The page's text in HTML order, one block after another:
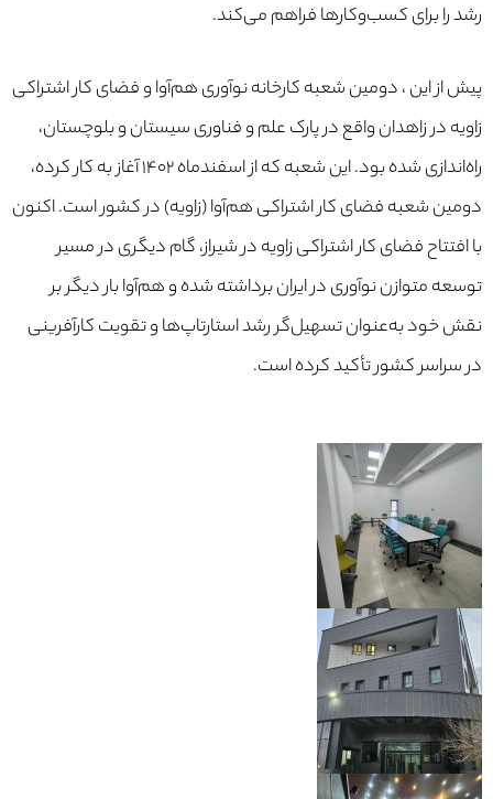
رشد را برای کسب‌وکارها فراهم می‌کند.
پیش از این ، دومین شعبه کارخانه نوآوری هم‌آوا و فضای کار اشتراکی
زاویه در زاهدان واقع در پارک علم و فناوری سیستان و بلوچستان،
راه‌اندازی شده بود. این شعبه که از اسفندماه ۱۴۰۲ آغاز به کار کرده،
دومین شعبه فضای کار اشتراکی هم‌آوا (زاویه) در کشور است. اکنون
با افتتاح فضای کار اشتراکی زاویه در شیراز، گام دیگری در مسیر
توسعه متوازن نوآوری در ایران برداشته شده و هم‌آوا بار دیگر بر
نقش خود به‌عنوان تسهیل‌گر رشد استارتاپ‌ها و تقویت کارآفرینی
در سراسر کشور تأکید کرده است.